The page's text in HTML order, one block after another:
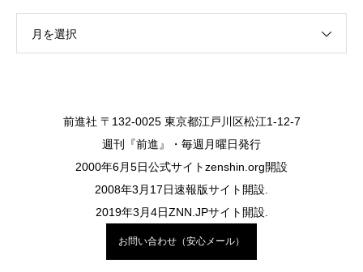
月を選択
前進社 〒132-0025 東京都江戸川区松江1-12-7
週刊『前進』・毎週月曜日発行
2000年6月5日公式サイトzenshin.org開設
2008年3月17日速報版サイト開設.
2019年3月4日ZNN.JPサイト開設.
お問い合わせ（安心メール）